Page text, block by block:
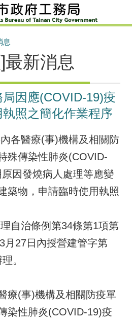
息
最新消息
因應(COVID-19)疫
照之簡化作業程序
各醫療(事)機構及相關防
殊傳染性肺炎(COVID-
因發燒病人處理等應變
築物，申請臨時使用執照
自治條例第34條第1項第
月27日內授營建管字第
。
療(事)機構及相關防疫單
染性肺炎(COVID-19)疫